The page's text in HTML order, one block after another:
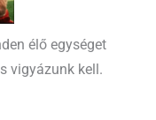
élő egységet
vigyázunk kell.